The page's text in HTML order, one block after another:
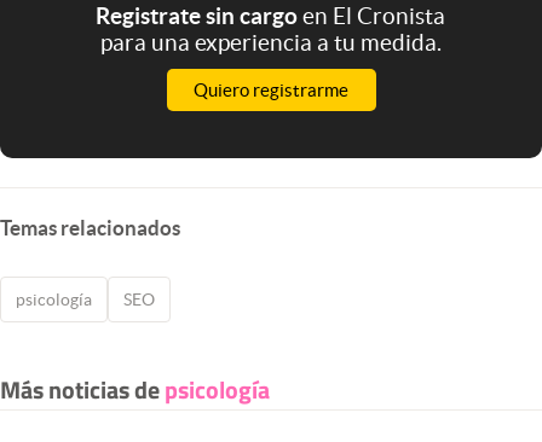
Registrate sin cargoen El Cronista
para una experiencia a tu medida.
Quiero registrarme
Temas relacionados
psicología SEO
Más noticias depsicología